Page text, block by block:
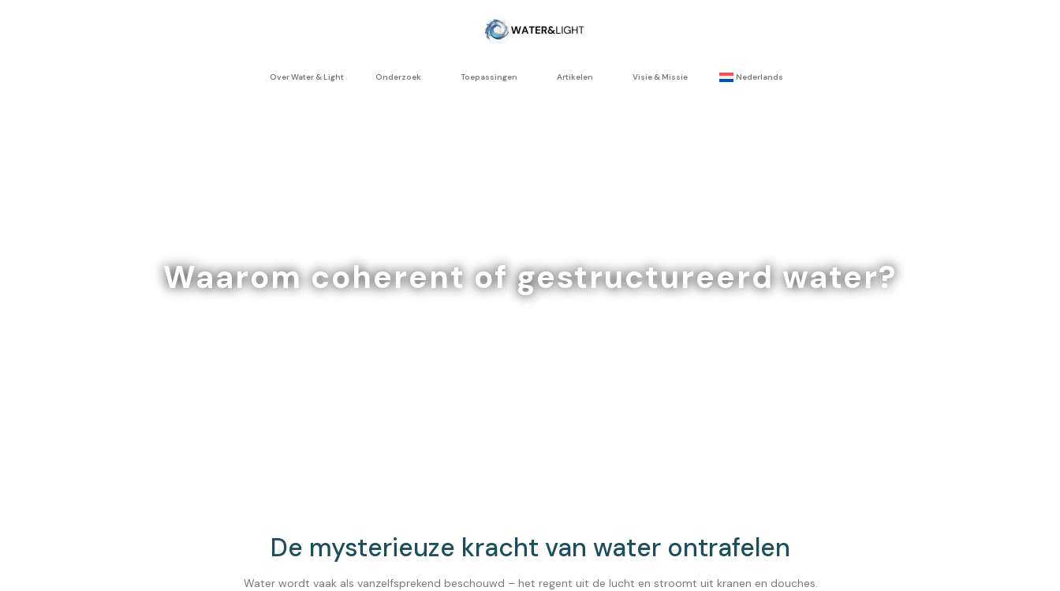
Over Water & Light Onderzoek Toepassingen Artikelen Visie & Missie Nederlands
Waarom coherent of gestructureerd water?
- Over de achtergrond van vitaal of gestructureerd water -
De mysterieuze kracht van water ontrafelen
Water wordt vaak als vanzelfsprekend beschouwd – het regent uit de lucht en stroomt uit kranen en douches.